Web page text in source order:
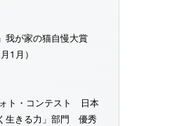
我が家の猫自慢大賞
1月）
ト・コンテスト 日本
生きる力」部門 優秀